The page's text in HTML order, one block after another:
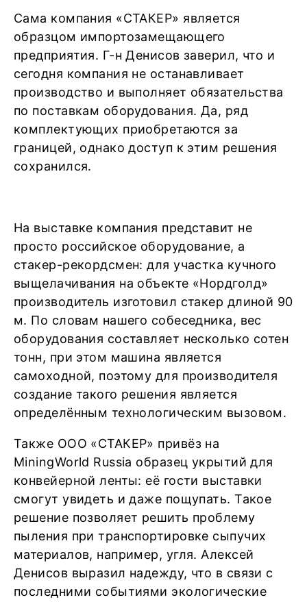
Сама компания «СТАКЕР» является
образцом импортозамещающего
предприятия. Г-н Денисов заверил, что и
сегодня компания не останавливает
производство и выполняет обязательства
по поставкам оборудования. Да, ряд
комплектующих приобретаются за
границей, однако доступ к этим решения
сохранился.
На выставке компания представит не
просто российское оборудование, а
стакер-рекордсмен: для участка кучного
выщелачивания на объекте «Нордголд»
производитель изготовил стакер длиной 90
м. По словам нашего собеседника, вес
оборудования составляет несколько сотен
тонн, при этом машина является
самоходной, поэтому для производителя
создание такого решения является
определённым технологическим вызовом.
Также ООО «СТАКЕР» привёз на
MiningWorld Russia образец укрытий для
конвейерной ленты: её гости выставки
смогут увидеть и даже пощупать. Такое
решение позволяет решить проблему
пыления при транспортировке сыпучих
материалов, например, угля. Алексей
Денисов выразил надежду, что в связи с
последними событиями экологические